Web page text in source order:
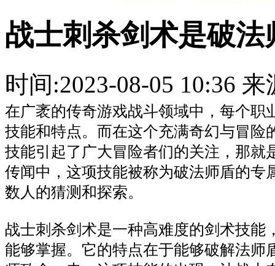
战士刺杀剑术是破
时间:2023-08-05 10:36
在广袤的传奇游戏战斗领域中，每个职
技能和特点。而在这个充满奇幻与冒险
技能引起了广大冒险者们的关注，那就
传闻中，这项技能被称为破法师盾的专
数人的猜测和探索。
战士刺杀剑术是一种高难度的剑术技能
能够掌握。它的特点在于能够破解法师